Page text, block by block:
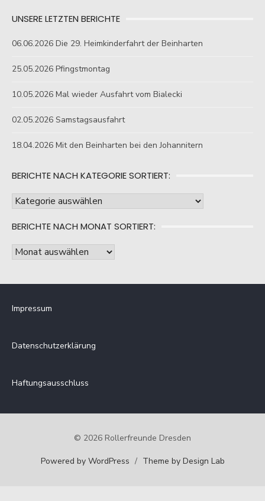
UNSERE LETZTEN BERICHTE
06.06.2026 Die 29. Heimkinderfahrt der Beinharten
25.05.2026 Pfingstmontag
10.05.2026 Mal wieder Ausfahrt vom Bialecki
02.05.2026 Samstagsausfahrt
18.04.2026 Mit den Beinharten bei den Johannitern
BERICHTE NACH KATEGORIE SORTIERT:
Berichte
Kategorie
sortiert:
BERICHTE NACH MONAT SORTIERT:
Berichte
Impressum
Datenschutzerklärung
Haftungsausschluss
© 2026 Rollerfreunde Dresden
Powered by WordPress / Theme by Design Lab